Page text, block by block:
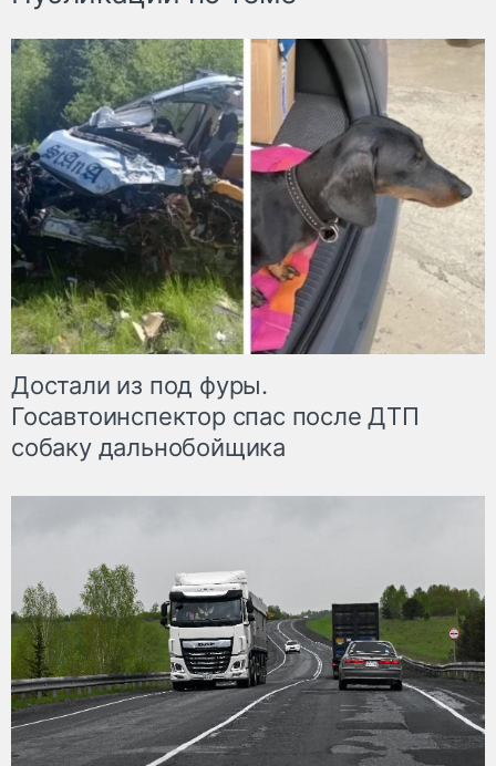
Достали из под фуры.
Госавтоинспектор спас после ДТП
собаку дальнобойщика